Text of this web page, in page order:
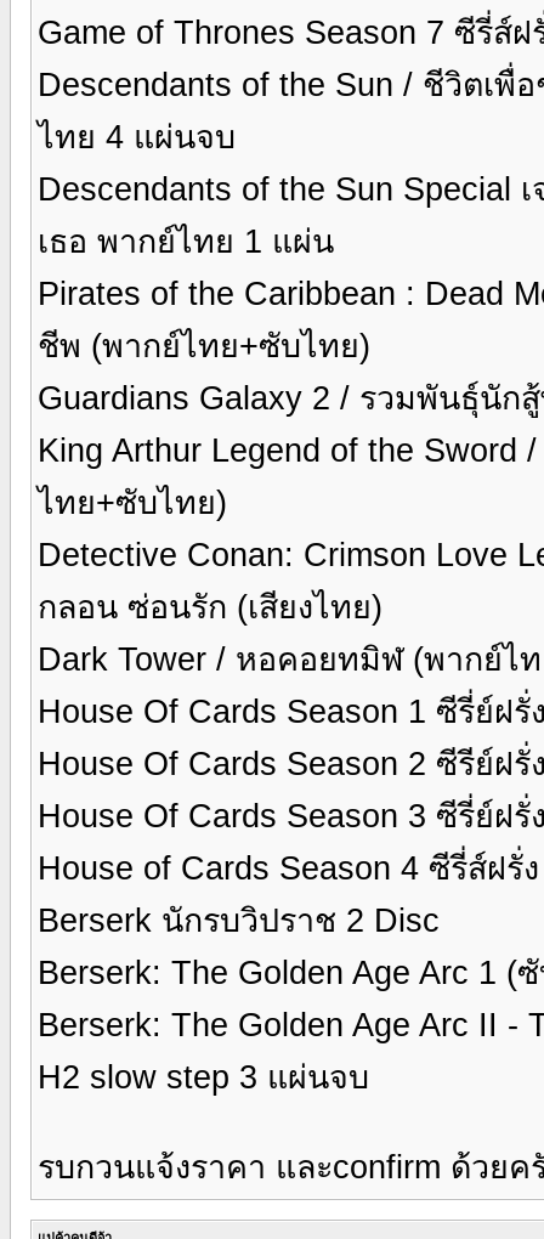
Game of Thrones Season 7 ซีรี่ส์
Descendants of the Sun / ชีวิตเพื่
ไทย 4 แผ่นจบ
Descendants of the Sun Special
เธอ พากย์ไทย 1 แผ่น
Pirates of the Caribbean : Dead
ชีพ (พากย์ไทย+ซับไทย)
Guardians Galaxy 2 / รวมพันธุ์นั
King Arthur Legend of the
ไทย+ซับไทย)
Detective Conan: Crimson Love
กลอน ซ่อนรัก (เสียงไทย)
Dark Tower / หอคอยทมิฬ (พากย์ไ
House Of Cards Season 1 ซีรี่ย์ฝ
House Of Cards Season 2 ซีรีย์ฝ
House Of Cards Season 3 ซีรี่ย์ฝ
House of Cards Season 4 ซีรี่ส์ฝ
Berserk นักรบวิปราช 2 Disc
Berserk: The Golden Age Arc 1 (
Berserk: The Golden Age Arc II
H2 slow step 3 แผ่นจบ
รบกวนแจ้งราคา และconfirm ด้วย